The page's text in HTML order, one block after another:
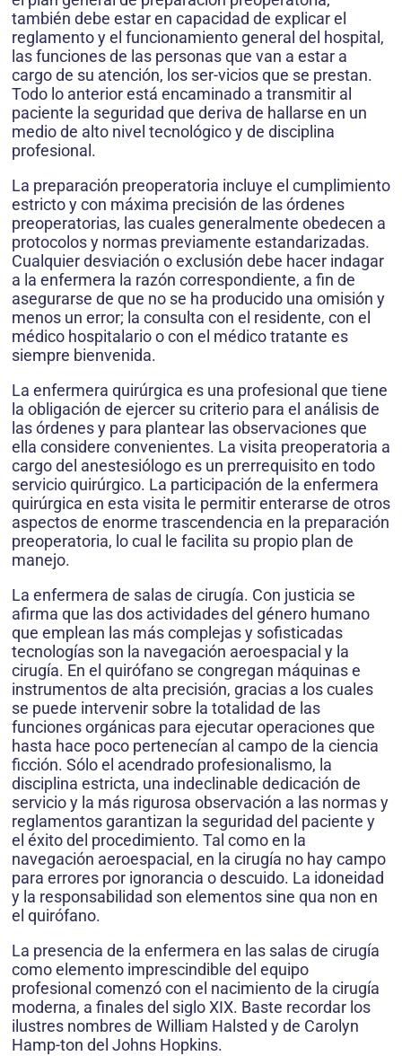
también debe estar en capacidad de explicar el
reglamento y el funcionamiento general del hospital,
las funciones de las personas que van a estar a
cargo de su atención, los ser-vicios que se prestan.
Todo lo anterior está encaminado a transmitir al
paciente la seguridad que deriva de hallarse en un
medio de alto nivel tecnológico y de disciplina
profesional.
La preparación preoperatoria incluye el cumplimiento
estricto y con máxima precisión de las órdenes
preoperatorias, las cuales generalmente obedecen a
protocolos y normas previamente estandarizadas.
Cualquier desviación o exclusión debe hacer indagar
a la enfermera la razón correspondiente, a fin de
asegurarse de que no se ha producido una omisión y
menos un error; la consulta con el residente, con el
médico hospitalario o con el médico tratante es
siempre bienvenida.
La enfermera quirúrgica es una profesional que tiene
la obligación de ejercer su criterio para el análisis de
las órdenes y para plantear las observaciones que
ella considere convenientes. La visita preoperatoria a
cargo del anestesiólogo es un prerrequisito en todo
servicio quirúrgico. La participación de la enfermera
quirúrgica en esta visita le permitir enterarse de otros
aspectos de enorme trascendencia en la preparación
preoperatoria, lo cual le facilita su propio plan de
manejo.
La enfermera de salas de cirugía. Con justicia se
afirma que las dos actividades del género humano
que emplean las más complejas y sofisticadas
tecnologías son la navegación aeroespacial y la
cirugía. En el quirófano se congregan máquinas e
instrumentos de alta precisión, gracias a los cuales
se puede intervenir sobre la totalidad de las
funciones orgánicas para ejecutar operaciones que
hasta hace poco pertenecían al campo de la ciencia
ficción. Sólo el acendrado profesionalismo, la
disciplina estricta, una indeclinable dedicación de
servicio y la más rigurosa observación a las normas y
reglamentos garantizan la seguridad del paciente y
el éxito del procedimiento. Tal como en la
navegación aeroespacial, en la cirugía no hay campo
para errores por ignorancia o descuido. La idoneidad
y la responsabilidad son elementos sine qua non en
el quirófano.
La presencia de la enfermera en las salas de cirugía
como elemento imprescindible del equipo
profesional comenzó con el nacimiento de la cirugía
moderna, a finales del siglo XIX. Baste recordar los
ilustres nombres de William Halsted y de Carolyn
Hamp-ton del Johns Hopkins.